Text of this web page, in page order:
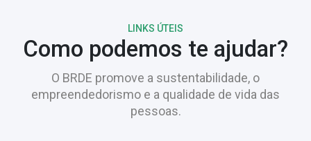
LINKS ÚTEIS
Como podemos te ajudar?
O BRDE promove a sustentabilidade, o
empreendedorismo e a qualidade de vida das
pessoas.